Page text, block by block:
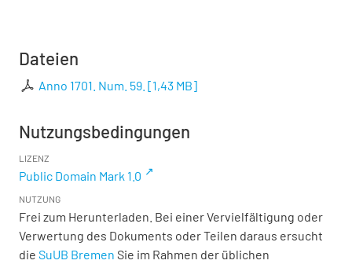
Dateien
Anno 1701. Num. 59. [1,43 MB]
Nutzungsbedingungen
LIZENZ
Public Domain Mark 1.0
NUTZUNG
Frei zum Herunterladen. Bei einer Vervielfältigung oder
Verwertung des Dokuments oder Teilen daraus ersucht
die SuUB Bremen Sie im Rahmen der üblichen